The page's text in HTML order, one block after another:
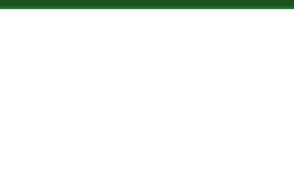
Skip to main content